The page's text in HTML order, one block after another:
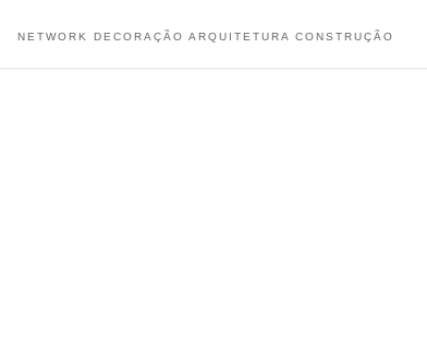
NETWORK DECORAÇÃO ARQUITETURA CONSTRUÇÃO